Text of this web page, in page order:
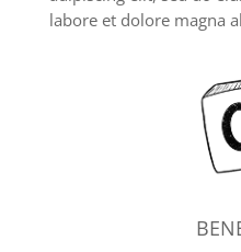
labore et dolore magna